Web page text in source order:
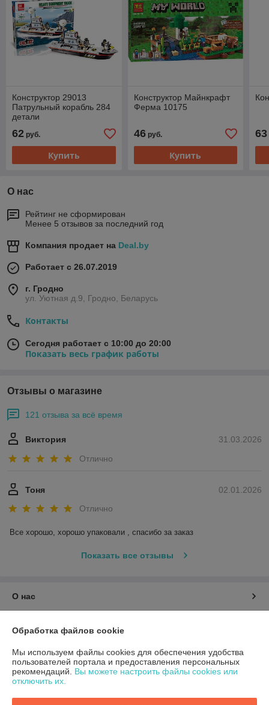
Конструктор 29013
Патрульный корабль 284
детали
62 руб.
Купить
Конструктор Майнкрафт
Ферма 10175
46руб.
Купить
63
О нас
Рейтинг не сформирован
Менее 5 отзывов за последний год
Компания продает на Deal.by
Работает с 26.07.2019
г. Гродно
ул. Уютная д.9, Гродно, Беларусь
Контакты
Сегодня работает с 10:00 до 20:00
Показать весь график работы
Отзывы о магазине
121 отзыва за всё время
31.03.2026
Виктория
Отлично
02.01.2026
Тоня
Отлично
Все хорошо, хорошо упаковали , спасибо за заказ
Показать все отзывы
О нас
Доставка и оплата
График работы
Обработка файлов cookie
Мы используем файлы cookies для обеспечения удобства
пользователей портала и предоставления персональных
рекомендаций. Вы можете настроить файлы cookies или
отключить их.